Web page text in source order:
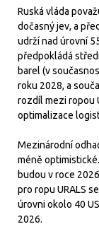
Ruská vláda
dočasný jev, a
udrží nad úrovní
předpokládá
barel (v
roku 2028, a
rozdíl mezi ropou
optimalizace
Mezinárodní
méně
budou v roce
pro ropu URALS
úrovni okolo 40
2026.